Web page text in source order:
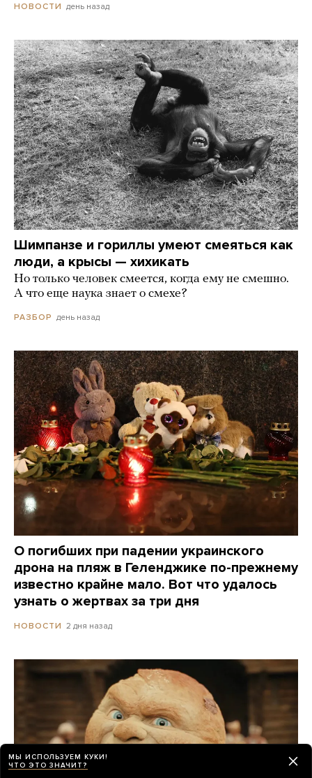
НОВОСТИ день назад
Шимпанзе и гориллы умеют смеяться как
люди, а крысы — хихикать
Но только человек смеется, когда ему не смешно.
А что еще наука знает о смехе?
РАЗБОР день назад
О погибших при падении украинского
дрона на пляж в Геленджике по-прежнему
известно крайне мало. Вот что удалось
узнать о жертвах за три дня
НОВОСТИ 2 дня назад
МЫ ИСПОЛЬЗУЕМ КУКИ!
ЧТО ЭТО ЗНАЧИТ?